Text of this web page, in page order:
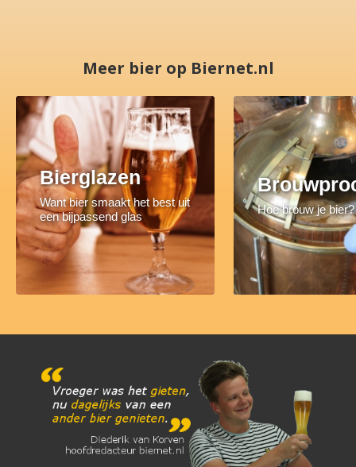
Meer bier op Biernet.nl
Bierglazen
Want bier smaakt het best uit
een bijpassend glas
Hoe brouw je bier?